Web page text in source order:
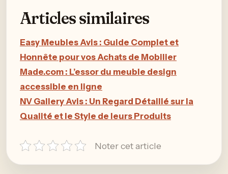
Articles similaires
Easy Meubles Avis : Guide Complet et
Honnête pour vos Achats de Mobilier
Made.com : L’essor du meuble design
accessible en ligne
NV Gallery Avis : Un Regard Détaillé sur la
Qualité et le Style de leurs Produits
Noter cet article